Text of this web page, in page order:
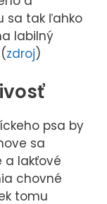
sa tak ľahko
labilný
zdroj)
psa by
sa
a lakťové
chovné
tomu